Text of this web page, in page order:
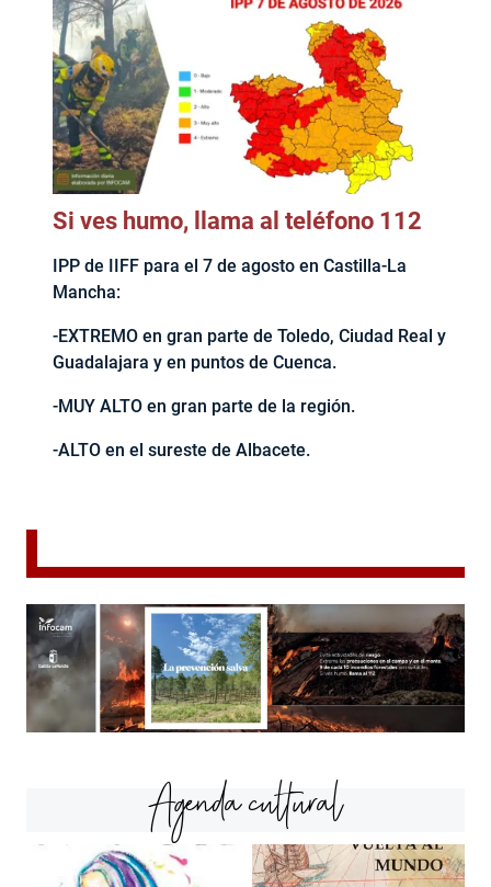
Si ves humo, llama al teléfono 112
IPP de IIFF para el 7 de agosto en Castilla-La
Mancha:
-EXTREMO en gran parte de Toledo, Ciudad Real y
Guadalajara y en puntos de Cuenca.
-MUY ALTO en gran parte de la región.
-ALTO en el sureste de Albacete.
Agenda cultural